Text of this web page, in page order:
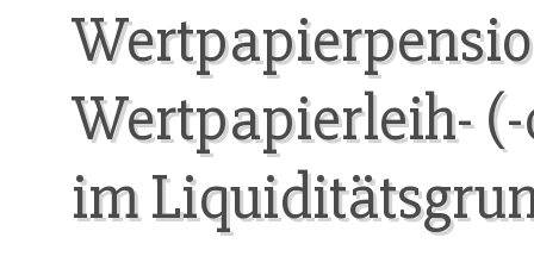
Wertpapierleih-
im